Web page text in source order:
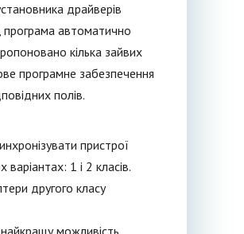
драйверів
програма автоматично
кілька зайвих
програмне забезпечення
полів.
пристрої
1 і 2 класів.
другого класу
можливість